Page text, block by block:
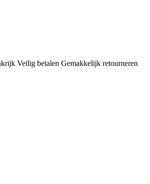
Veilig betalen Gemakkelijk retourneren